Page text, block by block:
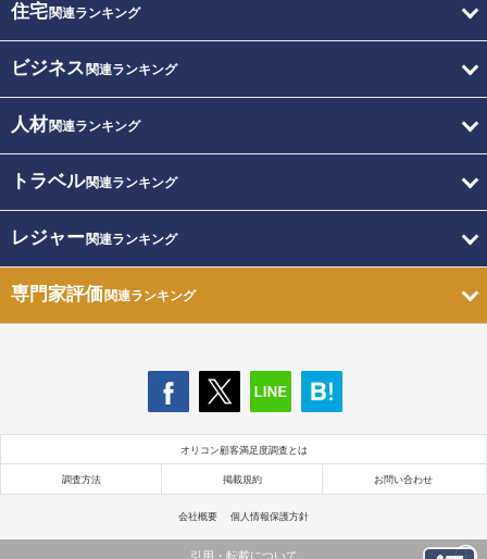
住宅関連ランキング
ビジネス 関連ランキング
人材関連ランキング
トラベル関連ランキング
レジャー関連ランキング
専門家評価関連ランキング
オリコン顧客満足度調査とは
調査方法 掲載規約 お問い合わせ
会社概要 個人情報保護方針
引用・転載について